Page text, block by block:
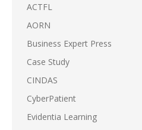
ACTFL
AORN
Business Expert Press
Case Study
CINDAS
CyberPatient
Evidentia Learning